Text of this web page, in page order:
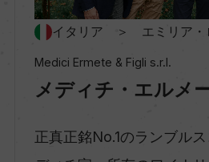
種類
弱発泡性ワイン
イタリア ＞ エミリア・
Medici Ermete & Figli s.r.l.
メディチ・エルメ
正真正銘No.1のランブル